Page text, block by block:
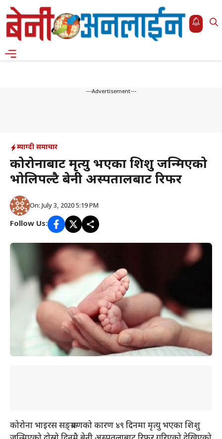
Skip
to
content
---Advertisement---
म्याग्दी समाचार
कोरोनाबाट मृत्यु भएका शिशु जन्मिएको
भोलिपल्टै बेनी अस्पतालबाट रिफर
On: July 3, 2020 5:19 PM
Follow Us:
कोरोना भाइरस सङ्क्रमणको कारण ४९ दिनमा मृत्यु भएका शिशु